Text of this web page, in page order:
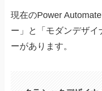
現在のPower
ー」と「モダンデザ
ーがあります。